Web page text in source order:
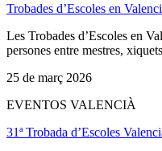
Trobades d’Escoles en
Les Trobades d’Escoles en
persones entre mestres,
25 de març 2026
EVENTOS VALENCIÀ
31ª Trobada d’Escoles